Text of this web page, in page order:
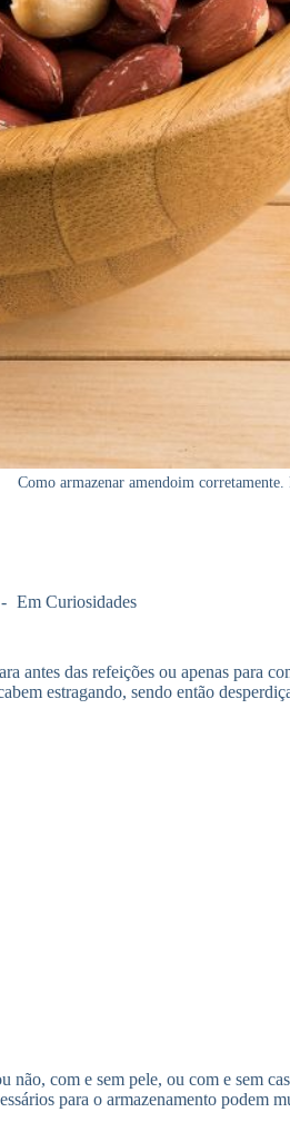
Como armazenar amendoim
Em Curiosidades
antes das refeições ou apenas para
estragando, sendo então
com e sem pele, ou com e sem
para o armazenamento podem